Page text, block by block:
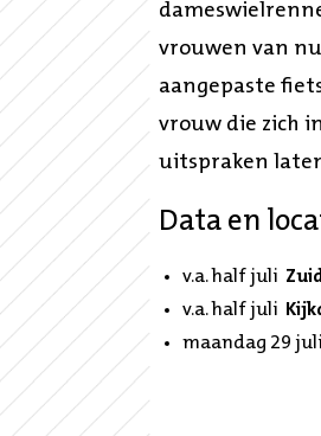
vrouwen van
aangepaste
vrouw die zich
uitspraken
Data en
v.a. half juli
v.a. half juli
maandag 29